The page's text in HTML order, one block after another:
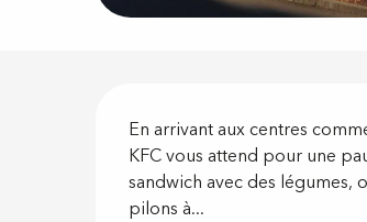
En arrivant aux centres
KFC vous attend pour une
sandwich avec des légumes,
pilons à...